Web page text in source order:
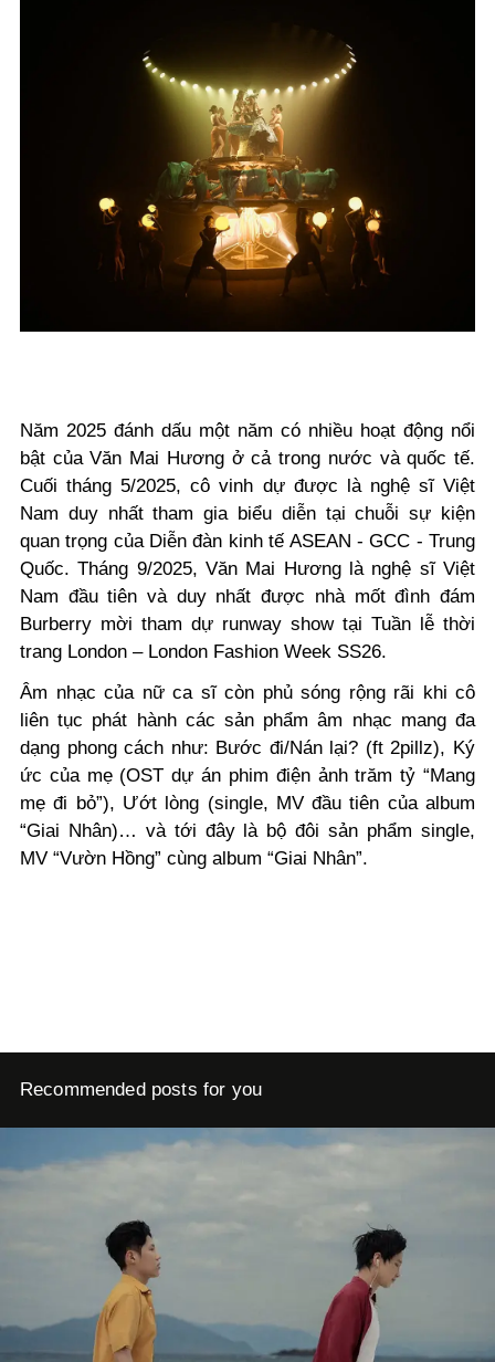
Năm 2025 đánh dấu một năm có nhiều hoạt động nổi
bật của Văn Mai Hương ở cả trong nước và quốc tế.
Cuối tháng 5/2025, cô vinh dự được là nghệ sĩ Việt
Nam duy nhất tham gia biểu diễn tại chuỗi sự kiện
quan trọng của Diễn đàn kinh tế ASEAN - GCC - Trung
Quốc. Tháng 9/2025, Văn Mai Hương là nghệ sĩ Việt
Nam đầu tiên và duy nhất được nhà mốt đình đám
Burberry mời tham dự runway show tại Tuần lễ thời
trang London – London Fashion Week SS26.
Âm nhạc của nữ ca sĩ còn phủ sóng rộng rãi khi cô
liên tục phát hành các sản phẩm âm nhạc mang đa
dạng phong cách như: Bước đi/Nán lại? (ft 2pillz), Ký
ức của mẹ (OST dự án phim điện ảnh trăm tỷ “Mang
mẹ đi bỏ”), Ướt lòng (single, MV đầu tiên của album
“Giai Nhân)… và tới đây là bộ đôi sản phẩm single,
MV “Vườn Hồng” cùng album “Giai Nhân”.
Recommended posts for you